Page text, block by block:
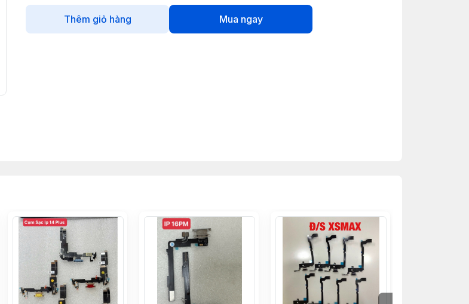
Thêm giỏ hàng Mua ngay